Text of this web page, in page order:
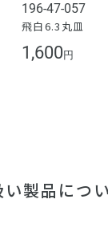
196-47-057
飛白6.3丸皿
1,600 円
製品につ